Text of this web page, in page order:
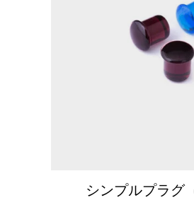
シンプルプラグ